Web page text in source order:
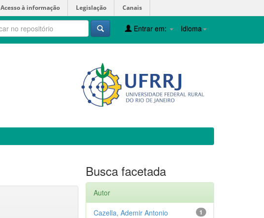
Acesso à informação Legislação Canais
Idioma
Entrar em:
Busca facetada
Autor
1
Cazella, Ademir Antonio